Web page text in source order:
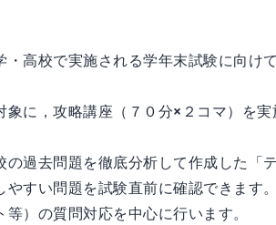
高校で実施される学年末試験に向け
に，攻略講座（７０分×２コマ）を
過去問題を徹底分析して作成した「
やすい問題を試験直前に確認できます
）の質問対応を中心に行います。